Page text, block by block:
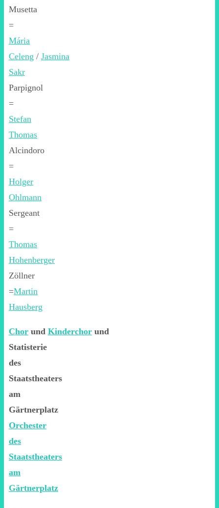
Musetta
=
Mária
Celeng / Jasmina
Sakr
Parpignol
=
Stefan
Thomas
Alcindoro
=
Holger
Ohlmann
Sergeant
=
Thomas
Hohenberger
Zöllner
=Martin
Hausberg
Chor und Kinderchor und
Statisterie
des
Staatstheaters
am
Gärtnerplatz
Orchester
des
Staatstheaters
am
Gärtnerplatz